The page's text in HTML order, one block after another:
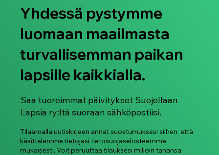
Suojellaan Lapsia ry juhlistaa Pride-
Yhdessä pystymme
luomaan maailmasta
turvallisemman paikan
lapsille kaikkialla.
Saa tuoreimmat päivitykset Suojellaan
Lapsia ry:ltä suoraan sähköpostiisi.
Tilaamalla uutiskirjeen annat suostumuksesi siihen, että
käsittelemme tietojasitietosuojaselosteemme
mukaisesti. Voit peruuttaa tilauksesi milloin tahansa.